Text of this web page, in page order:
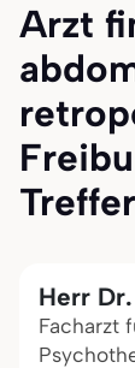
Arzt
Herr
Facharzt